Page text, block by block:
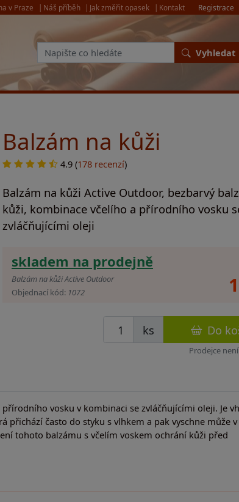
v Praze Náš příběh Jak změřit opasek Kontakt Registrace
Vyhledat
Balzám na kůži
4.9 (178 recenzí)
Balzám na kůži Active Outdoor, bezbarvý
kůži, kombinace včelího a přírodního vosku
zvláčňujícími oleji
skladem na prodejně
Balzám na kůži Active Outdoor
Objednací kód:1072
ks Do
Prodejce
vosku v kombinaci se zvláčňujícími oleji. Je
přichází často do styku s vlhkem a pak vyschne může v
tohoto balzámu s včelím voskem ochrání kůži před